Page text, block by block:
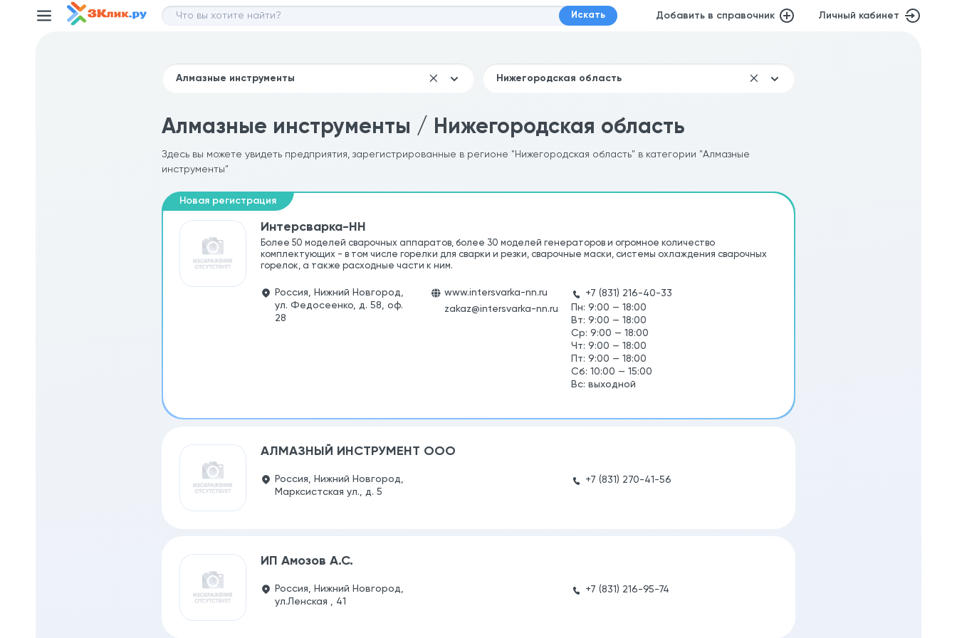
Искать Добавить в справочник Личный кабинет
Алмазные инструменты / Нижегородская область
Здесь вы можете увидеть предприятия, зарегистрированные в регионе "Нижегородская область" в категории "Алмазные
инструменты"
Интерсварка-НН
Более 50 моделей сварочных аппаратов, более 30 моделей генераторов и огромное количество
комплектующих - в том числе горелки для сварки и резки, сварочные маски, системы охлаждения сварочных
горелок, а также расходные части к ним.
Россия, Нижний Новгород,
ул. Федосеенко, д. 58, оф.
28
www.intersvarka-nn.ru
zakaz@intersvarka-nn.ru
+7 (831) 216-40-33
Пн: 9:00 — 18:00
Вт: 9:00 — 18:00
Ср: 9:00 — 18:00
Чт: 9:00 — 18:00
Пт: 9:00 — 18:00
Сб: 10:00 — 15:00
Вс: выходной
АЛМАЗНЫЙ ИНСТРУМЕНТ ООО
Россия, Нижний Новгород,
Марксистская ул., д. 5
+7 (831) 270-41-56
ИП Амозов А.С.
Россия, Нижний Новгород,
ул.Ленская , 41
+7 (831) 216-95-74